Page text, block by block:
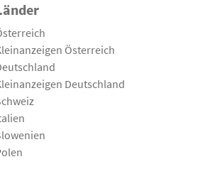
Österreich
Deutschland